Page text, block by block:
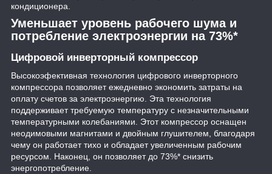
кондиционера.
Уменьшает уровень рабочего шума и
потребление электроэнергии на 73%*
Цифровой инверторный компрессор
Высокоэфективная технология цифрового инверторного
компрессора позволяет ежедневно экономить затраты на
оплату счетов за электроэнергию. Эта технология
поддерживает требуемую температуру с незначительными
температурными колебаниями. Этот компрессор оснащен
неодимовыми магнитами и двойным глушителем, благодаря
чему он работает тихо и обладает увеличенным рабочим
ресурсом. Наконец, он позволяет до 73%* снизить
энергопотребление.